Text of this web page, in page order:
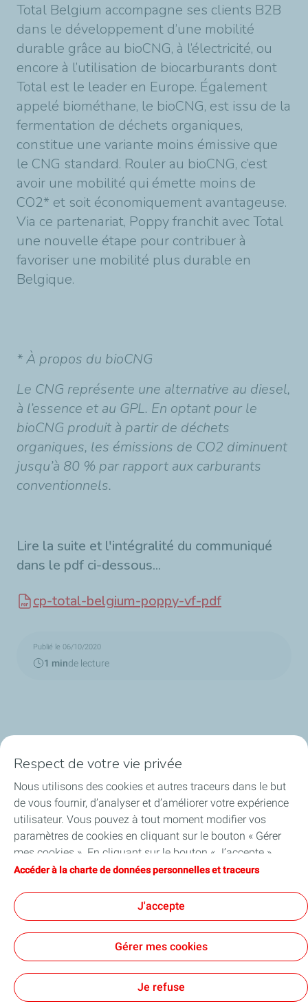
Total Belgium accompagne ses clients B2B
dans le développement d’une mobilité
durable grâce au bioCNG, à l’électricité, ou
encore à l’utilisation de biocarburants dont
Total est le leader en Europe. Également
appelé biométhane, le bioCNG, est issu de la
fermentation de déchets organiques,
constitue une variante moins émissive que
le CNG standard. Rouler au bioCNG, c’est
avoir une mobilité qui émette moins de
CO2* et soit économiquement avantageuse.
Via ce partenariat, Poppy franchit avec Total
une nouvelle étape pour contribuer à
favoriser une mobilité plus durable en
Belgique.
* À propos du bioCNG
Le CNG représente une alternative au diesel,
à l’essence et au GPL. En optant pour le
bioCNG produit à partir de déchets
organiques, les émissions de CO2 diminuent
jusqu’à 80 % par rapport aux carburants
conventionnels.
Lire la suite et l'intégralité du communiqué
dans le pdf ci-dessous...
cp-total-belgium-poppy-vf-pdf
Publié le 06/10/2020
1 minde lecture
TotalEnergies en Belgique
Nos actualités
Jobs
Plan du site
Respect de votre vie privée
Nous utilisons des cookies et autres traceurs dans le but
de vous fournir, d’analyser et d’améliorer votre expérience
utilisateur. Vous pouvez à tout moment modifier vos
paramètres de cookies en cliquant sur le bouton « Gérer
mes cookies ». En cliquant sur le bouton « J’accepte »,
vous acceptez le dépôt de l’ensemble des cookies. Dans le
techniques nécessaires au bon fonctionnement du site
seront utilisés. Pour plus d’informations, vous pouvez
consulter la page « Charte de données personnelles et
traceurs ».
Accéder à la charte de données personnelles et traceurs
J'accepte
Gérer mes cookies
Je refuse